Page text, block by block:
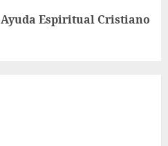
Ayuda Espiritual Cristiano